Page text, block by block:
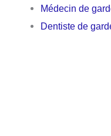
Médecin de
Dentiste de